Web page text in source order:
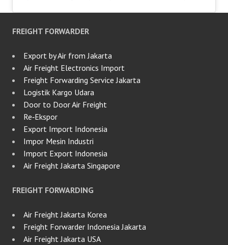
FREIGHT FORWARDER
Export by Air from Jakarta
Air Freight Electronics Import
Freight Forwarding Service Jakarta
Logistik Kargo Udara
Door to Door Air Freight
Re‑Ekspor
Export Import Indonesia
Impor Mesin Industri
Import Export Indonesia
Air Freight Jakarta Singapore
FREIGHT FORWARDING
Air Freight Jakarta Korea
Freight Forwarder Indonesia Jakarta
Air Freight Jakarta USA